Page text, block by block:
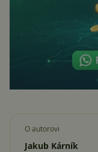
O autorovi
Jakub Kárník